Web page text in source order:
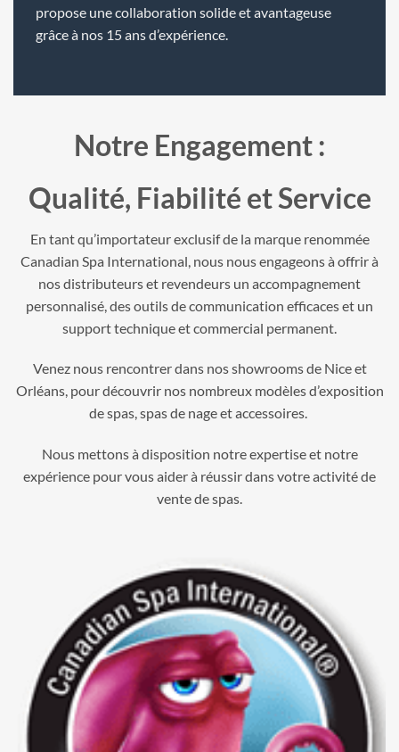
propose une collaboration solide et avantageuse
grâce à nos 15 ans d’expérience.
Notre Engagement :
Qualité, Fiabilité et Service
En tant qu’importateur exclusif de la marque renommée
Canadian Spa International, nous nous engageons à offrir à
nos distributeurs et revendeurs un accompagnement
personnalisé, des outils de communication efficaces et un
support technique et commercial permanent.
Venez nous rencontrer dans nos showrooms de Nice et
Orléans, pour découvrir nos nombreux modèles d’exposition
de spas, spas de nage et accessoires.
Nous mettons à disposition notre expertise et notre
expérience pour vous aider à réussir dans votre activité de
vente de spas.